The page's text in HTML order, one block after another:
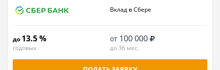
Вклад в Сбере
до 13.5 %
годовых
от 100 000
до 36 мес.